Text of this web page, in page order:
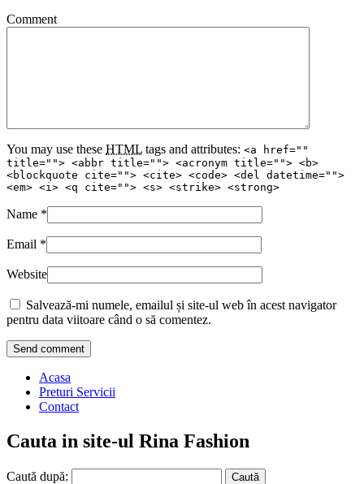
Comment
You may use these HTML tags and attributes: <a href=""
title=""> <abbr title=""> <acronym title=""> <b>
<blockquote cite=""> <cite> <code> <del datetime="">
<em> <i> <q cite=""> <s> <strike> <strong>
Name *
Email *
Website
Salvează-mi numele, emailul și site-ul web în acest navigator
pentru data viitoare când o să comentez.
Acasa
Preturi Servicii
Contact
Cauta in site-ul Rina Fashion
Caută după: